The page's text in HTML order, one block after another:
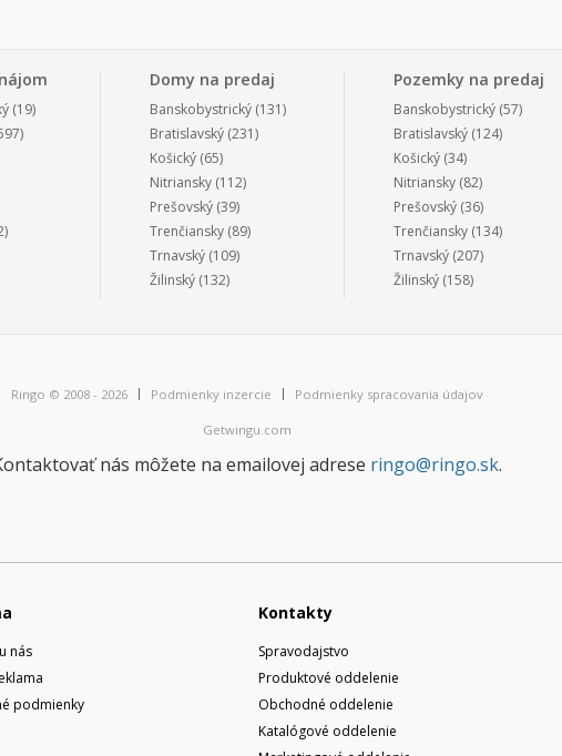
(19)
Domy na predaj
Banskobystrický (131)
Bratislavský (231)
Košický (65)
Nitriansky (112)
Prešovský (39)
Trenčiansky (89)
Trnavský (109)
Žilinský (132)
Pozemky na predaj
Banskobystrický(57)
Bratislavský(124)
Košický(34)
Nitriansky(82)
Prešovský(36)
Trenčiansky(134)
Trnavský(207)
Žilinský(158)
Ringo © 2008 - 2026 Podmienky inzercie Podmienky spracovania údajov
Getwingu.com
nás môžete na emailovej adrese ringo@ringo.sk.
nás
podmienky
Kontakty
Spravodajstvo
Produktové oddelenie
Obchodné oddelenie
Katalógové oddelenie